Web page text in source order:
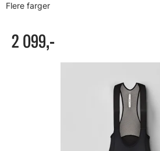
Flere farger
2 099,-